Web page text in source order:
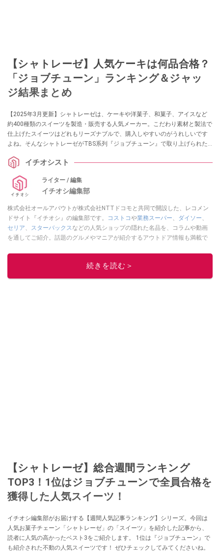
【シャトレーゼ】人気ケーキは何品合格？
「ジョブチューン」ランキング＆ジャッ
ジ結果まとめ
【2025年3月更新】シャトレーゼは、ケーキや洋菓子、和菓子、アイスなど
約400種類のスイーツを製造・販売する人気メーカー。こだわり素材と製法で
仕上げたスイーツはどれもリーズナブルで、購入しやすいのがうれしいです
よね。そんなシャトレーゼがTBS系列『ジョブチューン』で取り上げられた
にジャッジしたんだそう。今回は、気になる『ジョブチューン』のジャッジ
イチオシスト
ライター / 編集
イチオシ編集部
株式会社オールアバウトが株式会社NTTドコモと共同で開設した、レコメン
ドサイト『イチオシ』の編集部です。
コストコや業務スーパー、 ダイソー、
セリア、 スターバックスなどの人気ショップの隠れた名品を、コラムや動画
を通してご紹介。話題のグルメやマニアが紹介するアウトドア情報も満載で
レビューしています。毎日トレンド情報をお届けしているので、ぜひ
してください！続きを読む＞
【シャトレーゼ】総合週間ランキング
TOP3！1位はジョブチューンで全員合格を
獲得した人気スイーツ！
イチオシ編集部がお届けする【週間人気記事ランキング】シリーズ。今回は
人気お菓子チェーン「シャトレーゼ」の「スイーツ」を紹介した記事から、
読者に人気の高かったベスト3をご紹介します。 1位は『ジョブチューン』で
も紹介された不動の人気スイーツです！ ぜひチェックしてみてくださいね。